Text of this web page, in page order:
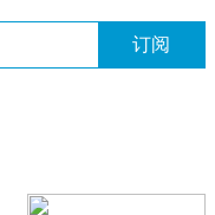
订阅